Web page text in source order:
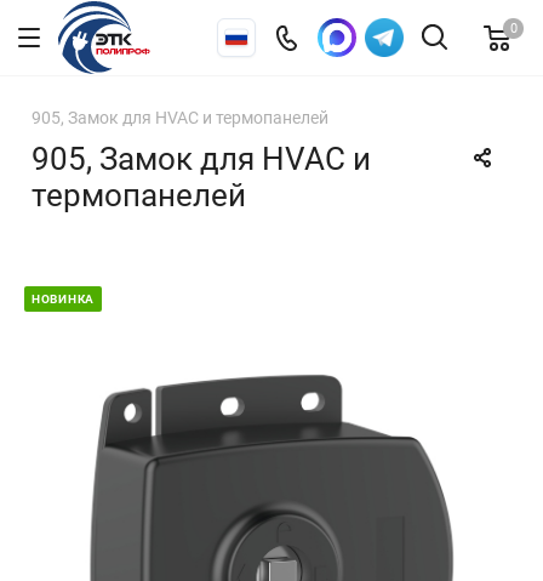
0
905, Замок для HVAC и термопанелей
905, Замок для HVAC и
термопанелей
НОВИНКА